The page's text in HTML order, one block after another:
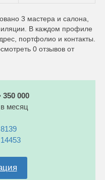
3 мастера и салона,
В каждом профиле
портфолио и контакты.
0 отзывов от
000
в месяц
8139
14453